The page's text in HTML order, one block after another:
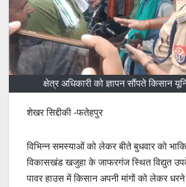
क्षेत्र अधिकारी को ज्ञापन सौंपते किसान
शेखर सिद्दीकी -फतेहपुर
विभिन्न समस्याओं को लेकर बीते बुधवार को
विकासखंड खजुहा के जाफरगंज स्थित विद्युत
पावर हाउस में किसान अपनी मांगों को लेकर